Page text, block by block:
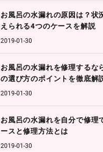
お風呂の水漏れの原因は？状
えられる4つのケースを解説
2019-01-30
お風呂の水漏れを修理するな
の選び方のポイントを徹底解
2019-01-30
お風呂の水漏れを自分で修理
ースと修理方法とは
2019-01-30